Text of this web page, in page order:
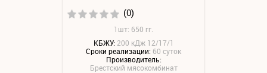
(0)
1шт: 650 гг.
КБЖУ: 200 кДж 12/17/1
Сроки реализации: 60 суток
Производитель:
Брестский мясокомбинат